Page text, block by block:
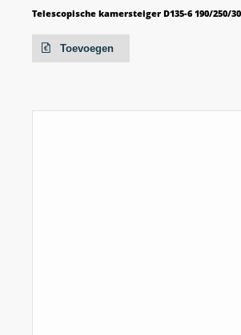
Telescopische kamersteiger D135-6 190/250/
Toevoegen